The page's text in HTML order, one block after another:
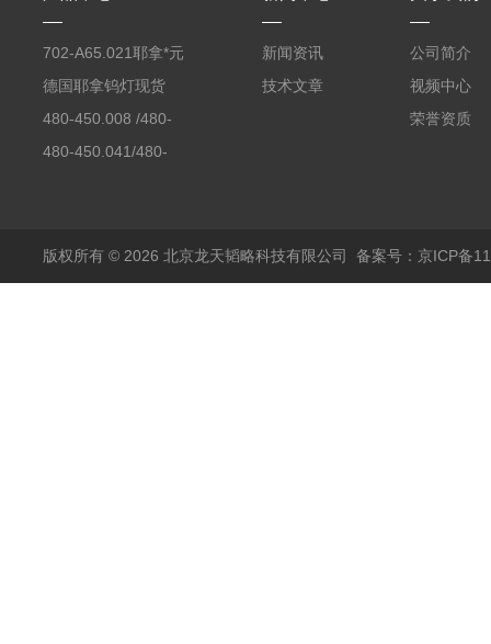
702-A65.021耶拿*元
素分析仪反应罐
德国耶拿钨灯现货
480-450.008 /480-
450.008C耶拿镉Cd空
480-450.041/480-
包邮
新闻资讯
技术文章
公司简介
视频中心
荣誉资质
版权所有 © 2026 北京龙天韬略科技有限公司 备案号：京ICP备